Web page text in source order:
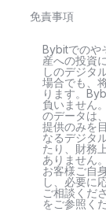
免責事項
Bybitでのや
産への投資
しのデジタ
場合でも、
ります。
負いません
のデータは
提供のみを
なるデジタ
たり、財務
ありません
お客様ご自
し、必要に
ご相談くだ
をご参照く